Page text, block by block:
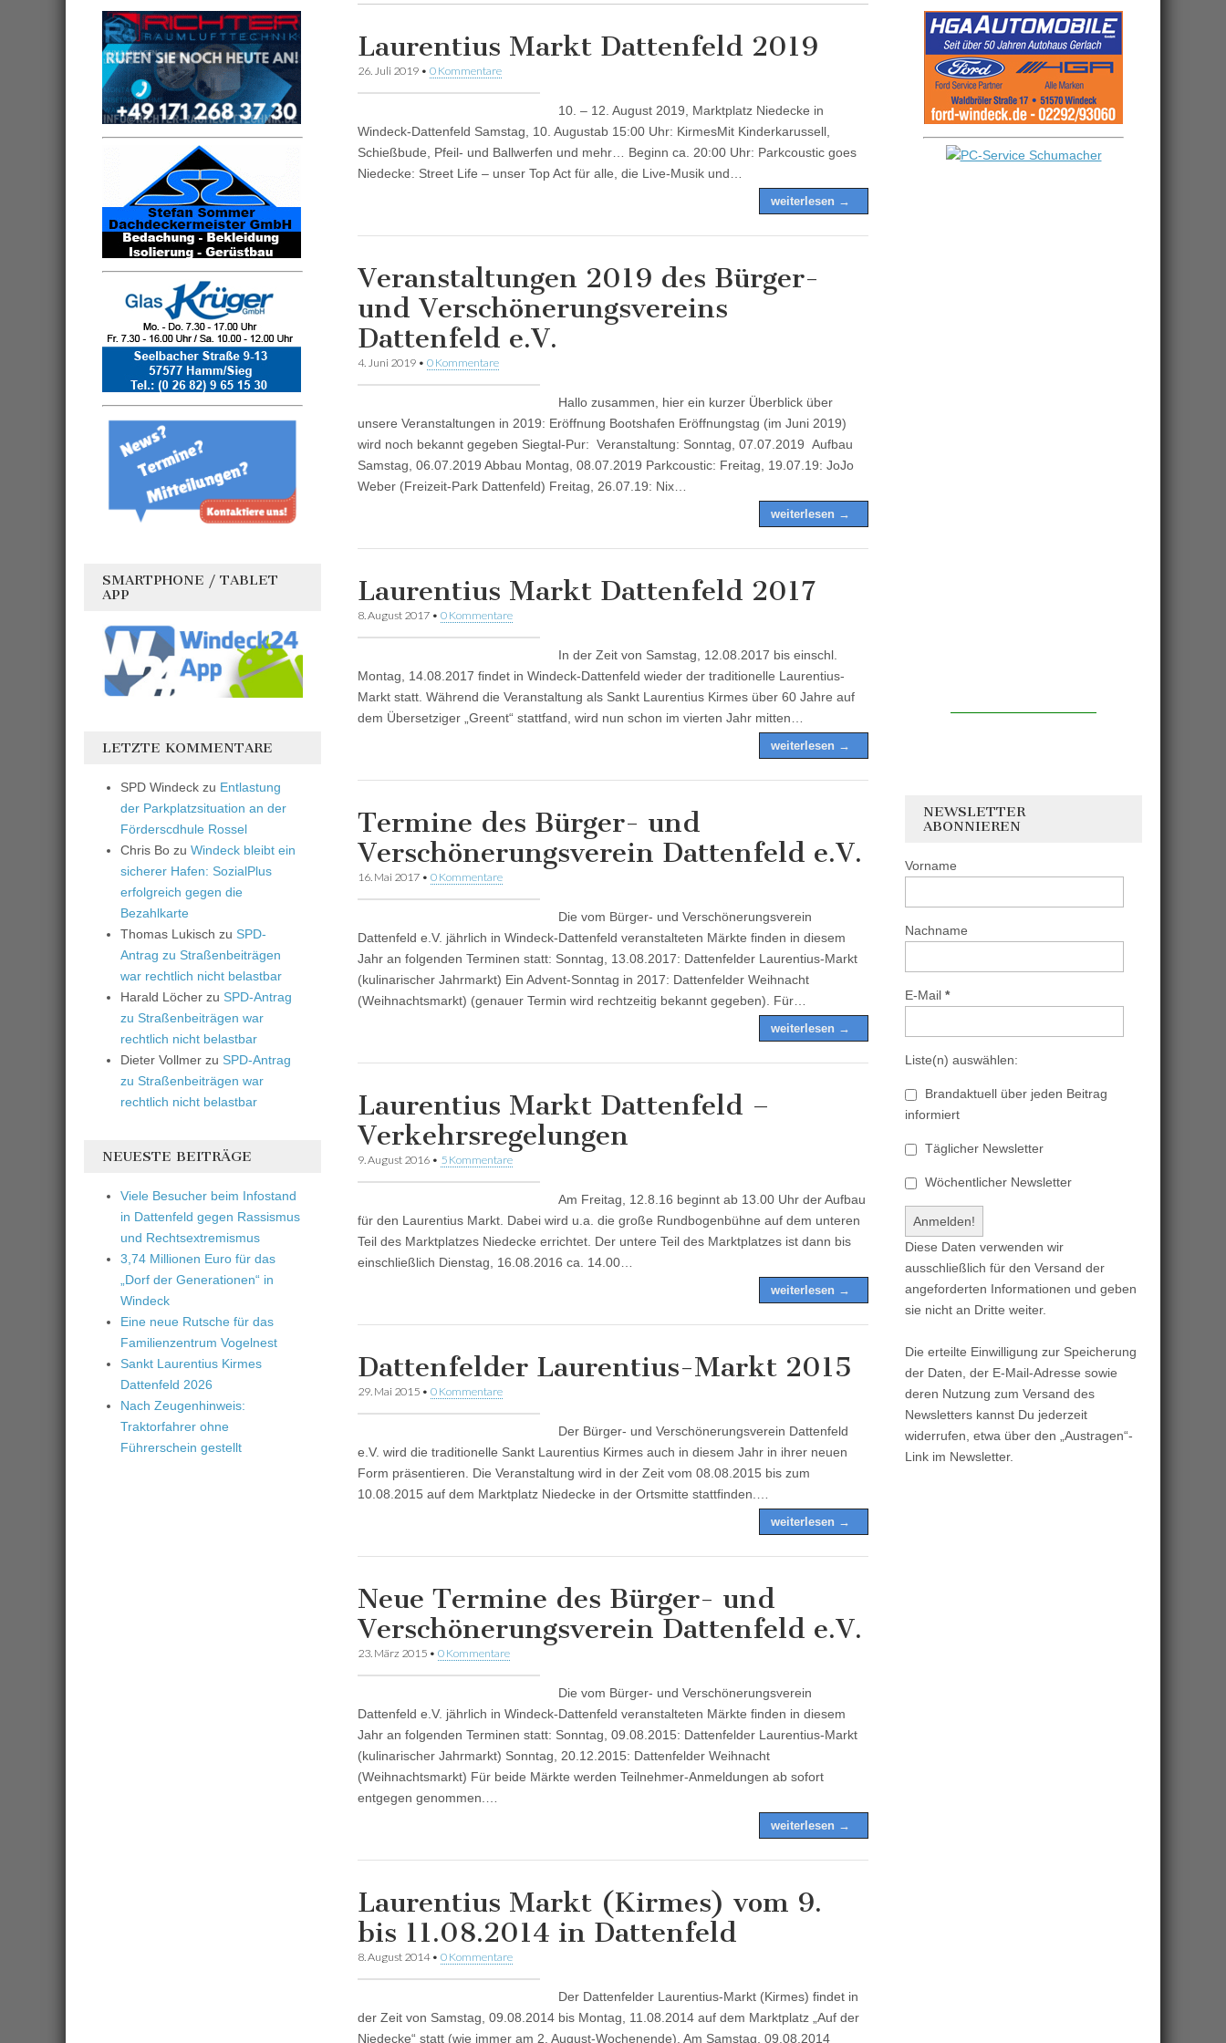
Laurentius Markt Dattenfeld 2019
26. Juli 2019 • 0 Kommentare
10. – 12. August 2019, Marktplatz Niedecke in
Windeck-Dattenfeld Samstag, 10. Augustab 15:00 Uhr: KirmesMit Kinderkarussell,
Schießbude, Pfeil- und Ballwerfen und mehr… Beginn ca. 20:00 Uhr: Parkcoustic goes
Niedecke: Street Life – unser Top Act für alle, die Live-Musik und…
weiterlesen →
Veranstaltungen 2019 des Bürger-
und Verschönerungsvereins
Dattenfeld e.V.
4. Juni 2019 • 0 Kommentare
Hallo zusammen, hier ein kurzer Überblick über
unsere Veranstaltungen in 2019: Eröffnung Bootshafen Eröffnungstag (im Juni 2019)
wird noch bekannt gegeben Siegtal-Pur: Veranstaltung: Sonntag, 07.07.2019 Aufbau
Samstag, 06.07.2019 Abbau Montag, 08.07.2019 Parkcoustic: Freitag, 19.07.19: JoJo
Weber (Freizeit-Park Dattenfeld) Freitag, 26.07.19: Nix…
weiterlesen →
Laurentius Markt Dattenfeld 2017
8. August 2017 • 0 Kommentare
In der Zeit von Samstag, 12.08.2017 bis einschl.
Montag, 14.08.2017 findet in Windeck-Dattenfeld wieder der traditionelle Laurentius-
Markt statt. Während die Veranstaltung als Sankt Laurentius Kirmes über 60 Jahre auf
dem Übersetziger „Greent“ stattfand, wird nun schon im vierten Jahr mitten…
weiterlesen →
Termine des Bürger- und
Verschönerungsverein Dattenfeld e.V.
16. Mai 2017 • 0 Kommentare
Die vom Bürger- und Verschönerungsverein
Dattenfeld e.V. jährlich in Windeck-Dattenfeld veranstalteten Märkte finden in diesem
Jahr an folgenden Terminen statt: Sonntag, 13.08.2017: Dattenfelder Laurentius-Markt
(kulinarischer Jahrmarkt) Ein Advent-Sonntag in 2017: Dattenfelder Weihnacht
(Weihnachtsmarkt) (genauer Termin wird rechtzeitig bekannt gegeben). Für…
weiterlesen →
Laurentius Markt Dattenfeld –
Verkehrsregelungen
9. August 2016 • 5 Kommentare
Am Freitag, 12.8.16 beginnt ab 13.00 Uhr der Aufbau
für den Laurentius Markt. Dabei wird u.a. die große Rundbogenbühne auf dem unteren
Teil des Marktplatzes Niedecke errichtet. Der untere Teil des Marktplatzes ist dann bis
einschließlich Dienstag, 16.08.2016 ca. 14.00…
weiterlesen →
Dattenfelder Laurentius-Markt 2015
29. Mai 2015 • 0 Kommentare
Der Bürger- und Verschönerungsverein Dattenfeld
e.V. wird die traditionelle Sankt Laurentius Kirmes auch in diesem Jahr in ihrer neuen
Form präsentieren. Die Veranstaltung wird in der Zeit vom 08.08.2015 bis zum
10.08.2015 auf dem Marktplatz Niedecke in der Ortsmitte stattfinden.…
weiterlesen →
Neue Termine des Bürger- und
Verschönerungsverein Dattenfeld e.V.
23. März 2015 • 0 Kommentare
Die vom Bürger- und Verschönerungsverein
Dattenfeld e.V. jährlich in Windeck-Dattenfeld veranstalteten Märkte finden in diesem
Jahr an folgenden Terminen statt: Sonntag, 09.08.2015: Dattenfelder Laurentius-Markt
(kulinarischer Jahrmarkt) Sonntag, 20.12.2015: Dattenfelder Weihnacht
(Weihnachtsmarkt) Für beide Märkte werden Teilnehmer-Anmeldungen ab sofort
entgegen genommen.…
weiterlesen →
Laurentius Markt (Kirmes) vom 9.
bis 11.08.2014 in Dattenfeld
8. August 2014• 0 Kommentare
Der Dattenfelder Laurentius-Markt (Kirmes) findet in
der Zeit von Samstag, 09.08.2014 bis Montag, 11.08.2014 auf dem Marktplatz „Auf der
Niedecke“ statt (wie immer am 2. August-Wochenende). Am Samstag, 09.08.2014
SMARTPHONE / TABLET
APP
LETZTE KOMMENTARE
SPD Windeck zu Entlastung
der Parkplatzsituation an der
Förderscdhule Rossel
Chris Bo zu Windeck bleibt ein
sicherer Hafen: SozialPlus
erfolgreich gegen die
Bezahlkarte
Thomas Lukisch zu SPD-
Antrag zu Straßenbeiträgen
war rechtlich nicht belastbar
Harald Löcher zu SPD-Antrag
zu Straßenbeiträgen war
rechtlich nicht belastbar
Dieter Vollmer zu SPD-Antrag
zu Straßenbeiträgen war
rechtlich nicht belastbar
NEUESTE BEITRÄGE
Viele Besucher beim Infostand
in Dattenfeld gegen Rassismus
und Rechtsextremismus
3,74 Millionen Euro für das
„Dorf der Generationen“ in
Windeck
Eine neue Rutsche für das
Familienzentrum Vogelnest
Sankt Laurentius Kirmes
Dattenfeld 2026
Nach Zeugenhinweis:
Traktorfahrer ohne
Führerschein gestellt
NEWSLETTER
ABONNIEREN
Vorname
Nachname
E-Mail *
Liste(n) auswählen:
Brandaktuell über jeden Beitrag
informiert
Täglicher Newsletter
Wöchentlicher Newsletter
Diese Daten verwenden wir
ausschließlich für den Versand der
angeforderten Informationen und geben
sie nicht an Dritte weiter.
Die erteilte Einwilligung zur Speicherung
der Daten, der E-Mail-Adresse sowie
deren Nutzung zum Versand des
Newsletters kannst Du jederzeit
widerrufen, etwa über den „Austragen“-
Link im Newsletter.